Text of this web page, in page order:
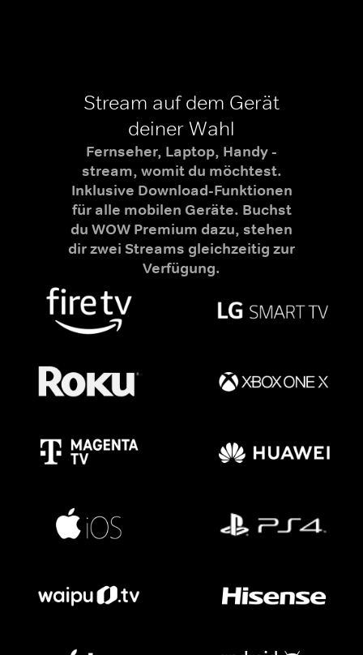
Stream auf dem Gerät
deiner Wahl
Fernseher, Laptop, Handy -
stream, womit du möchtest.
Inklusive Download-Funktionen
für alle mobilen Geräte. Buchst
du WOW Premium dazu, stehen
dir zwei Streams gleichzeitig zur
Verfügung.